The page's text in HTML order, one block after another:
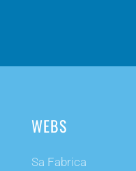
WEBS
Sa Fabrica